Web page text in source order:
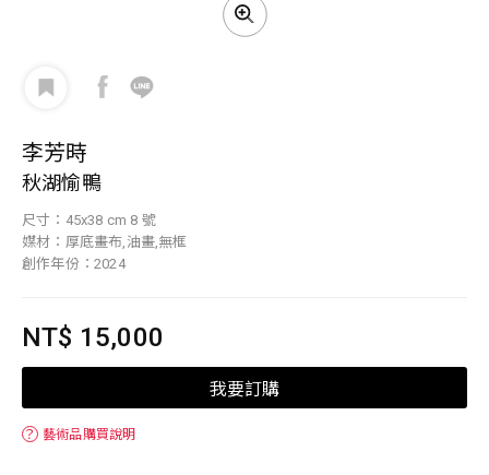
李芳時
秋湖愉鴨
尺寸：45x38 cm 8 號
媒材：厚底畫布,油畫,無框
創作年份：2024
NT$ 15,000
我要訂購
？ 藝術品購買說明